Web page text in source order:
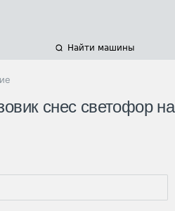
Найти машины
снес светофор на